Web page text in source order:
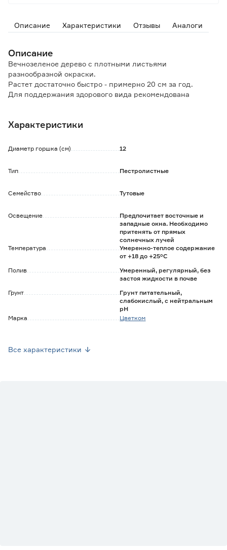
Описание Характеристики Отзывы Аналоги
Описание
Вечнозеленое дерево с плотными листьями
разнообразной окраски.
Растет достаточно быстро - примерно 20 см за год.
Для поддержания здорового вида рекомендована
сантиметра больше предыдущего.
поворачивать дерево другой стороной к солнцу.
минеральными удобрениями.
Характеристики
Диаметр горшка (см) 12
Тип Пестролистные
Семейство Тутовые
Освещение
Предпочитает восточные и
западные окна. Необходимо
притенять от прямых
солнечных лучей
Температура
Умеренно-теплое содержание
от +18 до +25°C
Полив
Умеренный, регулярный, без
застоя жидкости в почве
Грунт
Грунт питательный,
слабокислый, с нейтральным
рН
Марка
Цветком
Все характеристики